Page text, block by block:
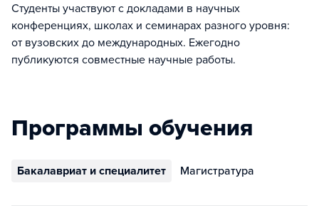
Студенты участвуют с докладами в научных
конференциях, школах и семинарах разного уровня:
от вузовских до международных. Ежегодно
публикуются совместные научные работы.
Программы обучения
Бакалавриат и специалитет Магистратура